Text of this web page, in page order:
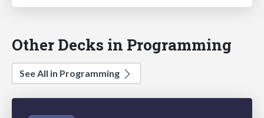
Other Decks in Programming
See All in Programming